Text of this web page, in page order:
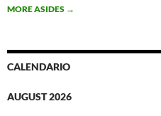
MORE ASIDES →
CALENDARIO
AUGUST 2026